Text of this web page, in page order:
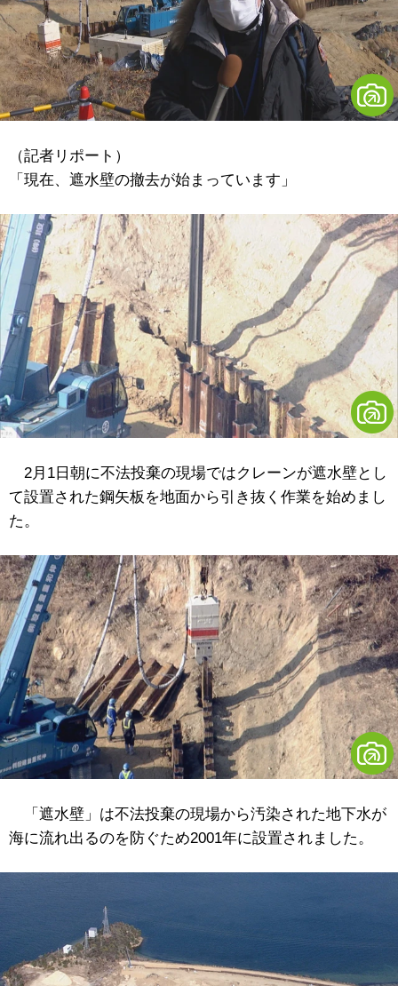
（記者リポート）
「現在、遮水壁の撤去が始まっています」
2月1日朝に不法投棄の現場ではクレーンが遮水壁とし
て設置された鋼矢板を地面から引き抜く作業を始めまし
た。
「遮水壁」は不法投棄の現場から汚染された地下水が
海に流れ出るのを防ぐため2001年に設置されました。